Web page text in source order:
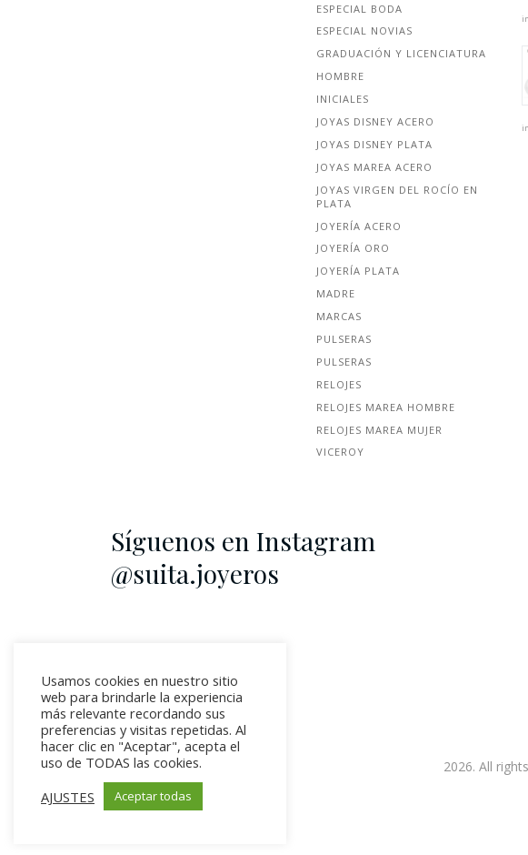
ESPECIAL BODA
ESPECIAL NOVIAS
GRADUACIÓN Y LICENCIATURA
HOMBRE
INICIALES
JOYAS DISNEY ACERO
JOYAS DISNEY PLATA
JOYAS MAREA ACERO
JOYAS VIRGEN DEL ROCÍO EN
PLATA
JOYERÍA ACERO
JOYERÍA ORO
JOYERÍA PLATA
MADRE
MARCAS
PULSERAS
PULSERAS
RELOJES
RELOJES MAREA HOMBRE
RELOJES MAREA MUJER
VICEROY
Síguenos en Instagram
@suita.joyeros
2026. All
Usamos cookies en nuestro sitio
web para brindarle la experiencia
más relevante recordando sus
preferencias y visitas repetidas. Al
hacer clic en "Aceptar", acepta el
uso de TODAS las cookies.
AJUSTES
Aceptar todas